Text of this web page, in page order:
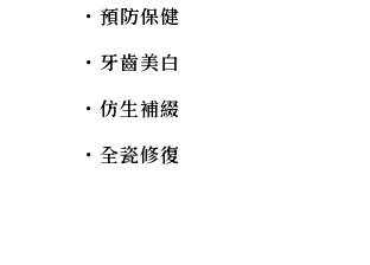
・預防保健
・牙齒美白
・仿生補綴
・全瓷修復